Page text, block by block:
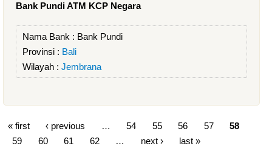
Bank Pundi ATM KCP Negara
Nama Bank : Bank Pundi
Provinsi : Bali
Wilayah : Jembrana
« first ‹ previous 54 55 56 57
58
59
60 61 62 next › last »